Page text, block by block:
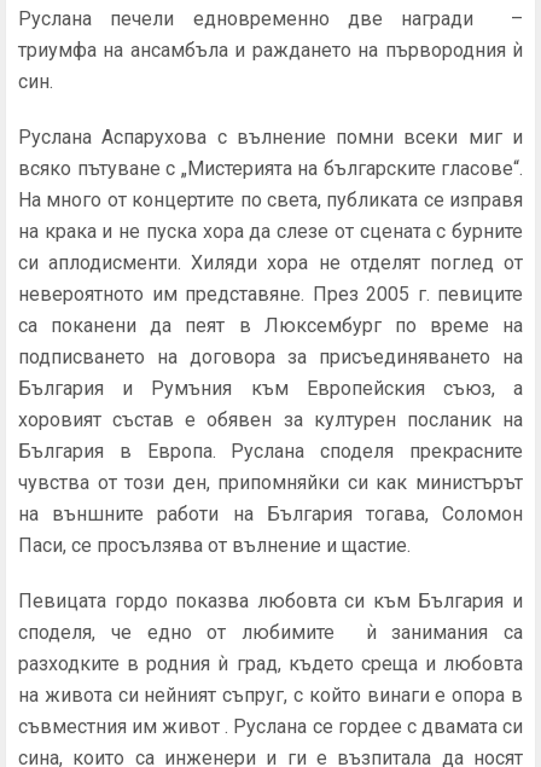
Руслана печели едновременно две награди –
триумфа на ансамбъла и раждането на първородния ѝ
син.
Руслана Аспарухова с вълнение помни всеки миг и
всяко пътуване с „Мистерията на българските гласове“.
На много от концертите по света, публиката се изправя
на крака и не пуска хора да слезе от сцената с бурните
си аплодисменти. Хиляди хора не отделят поглед от
невероятното им представяне. През 2005 г. певиците
са поканени да пеят в Люксембург по време на
подписването на договора за присъединяването на
България и Румъния към Европейския съюз, а
хоровият състав е обявен за културен посланик на
България в Европа. Руслана споделя прекрасните
чувства от този ден, припомняйки си как министърът
на външните работи на България тогава, Соломон
Паси, се просълзява от вълнение и щастие.
Певицата гордо показва любовта си към България и
споделя, че едно от любимите ѝ занимания са
разходките в родния ѝ град, където среща и любовта
на живота си нейният съпруг, с който винаги е опора в
съвместния им живот . Руслана се гордее с двамата си
сина, които са инженери и ги е възпитала да носят